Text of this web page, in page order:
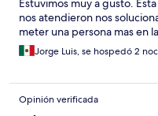
Estuvimos muy a gusto.
nos atendieron nos
meter una persona mas en
Jorge Luis, se hospedó 2
Opinión verificada